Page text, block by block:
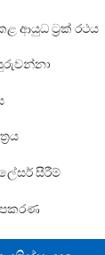
ආයුධ ට්‍රක් රථය
සීරීම්